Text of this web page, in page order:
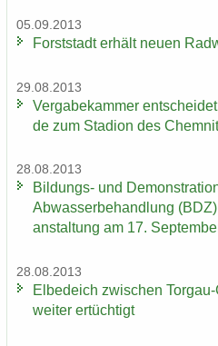
05.09.2013
Forst­stadt er­hält neuen
29.08.2013
Ver­ga­be­kam­mer
de zum Sta­di­on des
28.08.2013
Bildungs-​ und
Ab­was­ser­be­hand­lung
an­stal­tung am 17.
28.08.2013
El­be­deich zwi­schen
wei­ter er­tüch­tigt